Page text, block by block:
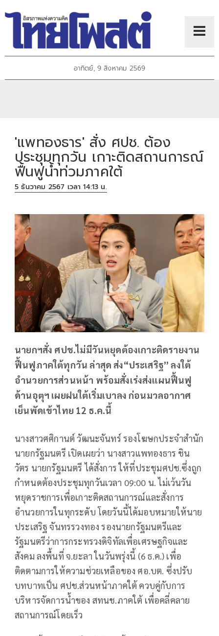
อาทิตย์, 9 สิงหาคม 2569
'แพทองธาร' สั่ง ศปช. ต้อง
ประชุมทุกวัน เกาะติดสถานการณ์
ฟื้นฟูน้ำท่วมภาคใต้
5 ธันวาคม 2567 เวลา 14:13 น.
นายกฯสั่ง ศปช.ไม่มีวันหยุดต้องเกาะติดรายงาน
ฟื้นฟูภาคใต้ทุกวัน ล่าสุด ส่ง“ประเสริฐ” ลงใต้
อำนวยการส่วนหน้า พร้อมสั่งเร่งส่งแผนฟื้นฟู
ด้านอุตุฯ เผยฝนใต้เริ่มเบาลง ก่อนมวลอากาศ
เย็นพัดเข้าไทย 12 ธ.ค.นี้
นางสาวศศิกานต์ วัฒนะจันทร์ รองโฆษกประจำสำนัก
นายกรัฐมนตรี เปิดเผยว่า นางสาวแพทองธาร ชิน
วัตร นายกรัฐมนตรี ได้สั่งการ ให้ที่ประชุมศปช.ซึ่งถูก
กำหนดต้องประชุมทุกวันเวลา 09:00 น. ไม่เว้นวัน
หยุดราชการเพื่อเกาะติดสถานการณ์และสั่งการ
อำนวยการในทุกระดับ โดยวันนี้ได้มอบหมายให้นาย
ประเสริฐ จันทรรวงทอง รองนายกรัฐมนตรีและ
รัฐมนตรีว่าการกระทรวงดิจิทัลเพื่อเศรษฐกิจและ
สังคม ลงพื้นที่ จ.ยะลา ในวันพรุ่งนี้ (6 ธ.ค.) เพื่อ
ติดตามการให้ความช่วยเหลือของ ศอ.บต. ซึ่งปรับ
บทบาทเป็น ศปช.ส่วนหน้าภาคใต้ ควบคู่กับการ
บริหารจัดการน้ำของ สทนช.ภาคใต้ เพื่อคลี่คลาย
สถานการณ์โดยเร็ว